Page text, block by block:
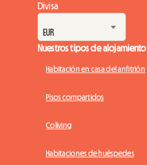
Divisa
Nuestros tipos de alojamiento
Habitación en casa del anfitrión
Pisos compartidos
Coliving
Habitaciones de huéspedes